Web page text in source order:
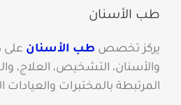
طب الأسنان
يركز تخصص طب الأسنان على
والأسنان، التشخيص، العلاج،
المرتبطة بالمختبرات والعيادات